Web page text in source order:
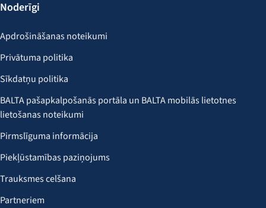
Noderīgi
Apdrošināšanas noteikumi
Privātuma politika
Sīkdatņu politika
BALTA pašapkalpošanās portāla un BALTA mobilās lietotnes
lietošanas noteikumi
Pirmslīguma informācija
Piekļūstamības paziņojums
Trauksmes celšana
Partneriem